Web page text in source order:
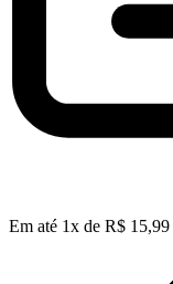
Em até 1x de R$ 15,99